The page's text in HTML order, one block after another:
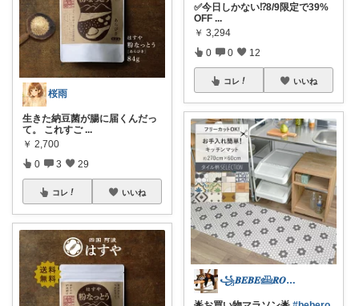
桜雨
生きた納豆菌が腸に届くんだっ
て。 これすご ...
￥ 2,700
0 3 29
コレ いいね
✅今日しかない⁉️8/9限定で39%
OFF ...
￥ 3,294
0 0 12
コレ いいね
꧁𝑩𝑬𝑩𝑬𓊝𝑹𝑶𝑶𝑴꧂